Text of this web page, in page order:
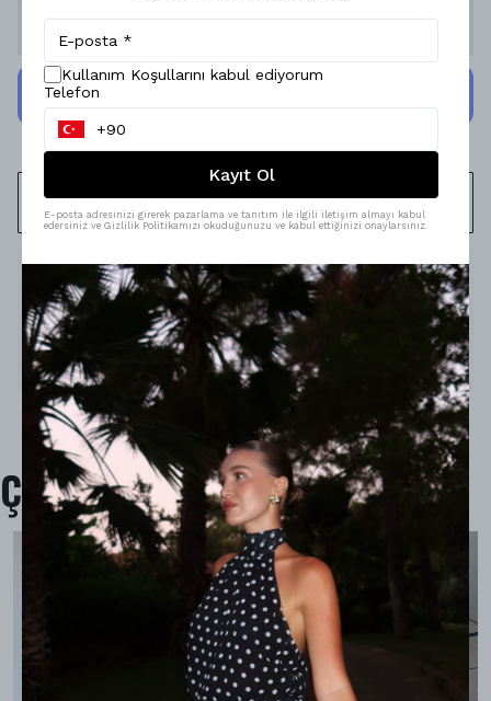
Stoğa Gelince Haber Ver
WHATSAPP
Ürün Açıklaması
Model Ölçüleri : 167cm/53kg
Modelin Beden : S beden
Ürün İçeriği : -
Ürün Boyu : -
Çok Satanlar
Kullanım Koşullarını kabul ediyorum
Telefon
Kayıt Ol
E-posta adresinizi girerek pazarlama ve tanıtım ile ilgili iletişim almayı kabul
edersiniz ve Gizlilik Politikamızı okuduğunuzu ve kabul ettiğinizi onaylarsınız.